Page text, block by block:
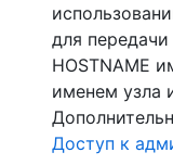
для
HOSTNAME
именем узла
Доступ к